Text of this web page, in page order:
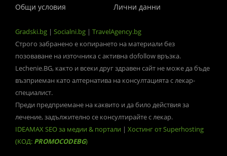
Общи условия
Лични данни
Gradski.bg | Socialni.bg | TravelAgency.bg
Строго забранено е копирането на материали без
позоваване на източника с активна dofollow връзка.
Lechenie.BG, както и всеки друг здравен сайт не може да бъде
възприеман като алтернатива на консултацията с лекар-
специалист.
Преди предприемане на каквито и да било действия за
лечение, задължително се консултирайте с лекар.
IDEAMAX SEO за медии & портали | Хостинг от Superhosting
(КОД: PROMOCODEBG)